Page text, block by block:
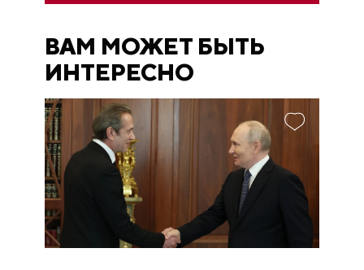
ВАМ МОЖЕТ БЫТЬ
ИНТЕРЕСНО